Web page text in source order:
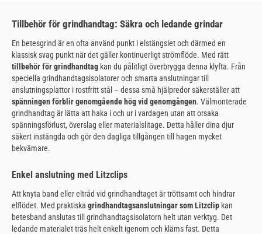
Tillbehör för grindhandtag: Säkra och ledande grindar
En betesgrind är en ofta använd punkt i elstängslet och därmed en
klassisk svag punkt när det gäller kontinuerligt strömflöde. Med rätt
tillbehör för grindhandtag kan du pålitligt överbrygga denna klyfta. Från
speciella grindhandtagsisolatorer och smarta anslutningar till
anslutningsplattor i rostfritt stål – dessa små hjälpredor säkerställer att
spänningen förblir genomgående hög vid genomgången. Välmonterade
grindhandtag är lätta att haka i och ur i vardagen utan att orsaka
spänningsförlust, överslag eller materialslitage. Detta håller dina djur
säkert instängda och gör den dagliga tillgången till hagen mycket
bekvämare.
Enkel anslutning med Litzclips
Att knyta band eller eltråd vid grindhandtaget är tröttsamt och hindrar
elflödet. Med praktiska grindhandtagsanslutningar som Litzclip kan
betesband anslutas till grindhandtagsisolatorn helt utan verktyg. Det
ledande materialet träs helt enkelt igenom och kläms fast. Detta